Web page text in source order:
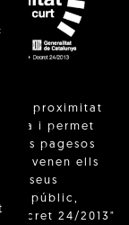
de proximitat
i permet
els pagesos
venen ells
els seus
al públic,
Decret 24/2013"